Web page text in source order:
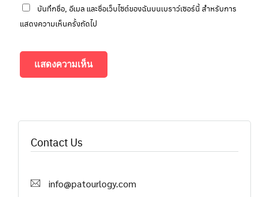
บันทึกชื่อ, อีเมล และชื่อเว็บไซต์ของฉันบนเบราว์เซอร์นี้ สำหรับการ
แสดงความเห็นครั้งถัดไป
Contact Us
info@patourlogy.com